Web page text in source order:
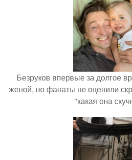
Безруков впервые за долгое
женой, но фанаты не оценили
"какая она